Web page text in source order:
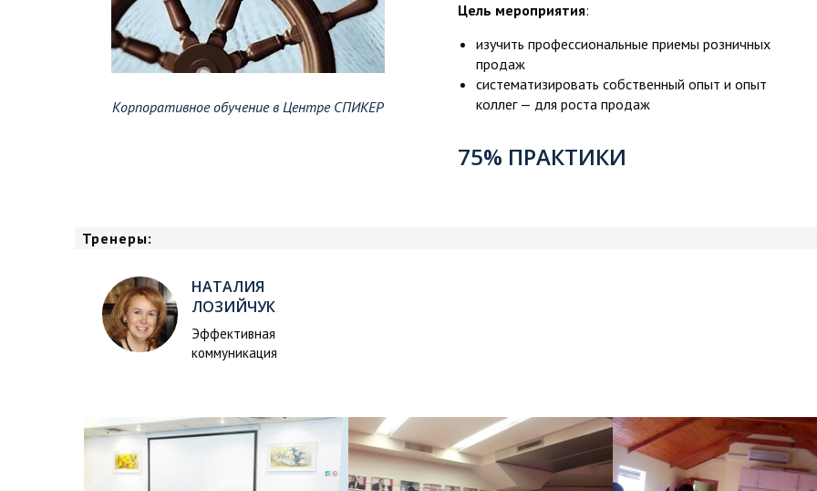
Корпоративное обучение в Центре СПИКЕР
Цель мероприятия:
изучить профессиональные приемы розничных
продаж
систематизировать собственный опыт и опыт
коллег — для роста продаж
75% ПРАКТИКИ
Тренеры:
НАТАЛИЯ
ЛОЗИЙЧУК
Эффективная
коммуникация